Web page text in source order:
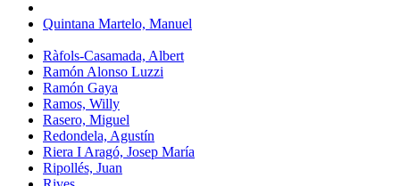
Quintana Martelo, Manuel
Ràfols-Casamada, Albert
Ramón Alonso Luzzi
Ramón Gaya
Ramos, Willy
Rasero, Miguel
Redondela, Agustín
Riera I Aragó, Josep María
Ripollés, Juan